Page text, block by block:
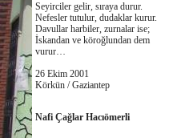
Seyirciler gelir, sıraya durur.
Nefesler tutulur, dudaklar kurur.
Davullar harbiler, zurnalar ise;
İskandan ve köroğlundan dem
vurur…
26 Ekim 2001
Körkün / Gaziantep
Nafi Çağlar Hacıömerli